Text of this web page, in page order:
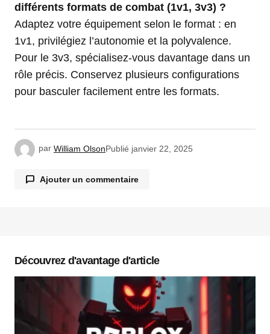
différents formats de combat (1v1, 3v3) ?
Adaptez votre équipement selon le format : en
1v1, privilégiez l’autonomie et la polyvalence.
Pour le 3v3, spécialisez-vous davantage dans un
rôle précis. Conservez plusieurs configurations
pour basculer facilement entre les formats.
par William OlsonPublié janvier 22, 2025
Ajouter un commentaire
Commentaire*
Découvrez d'avantage d'article